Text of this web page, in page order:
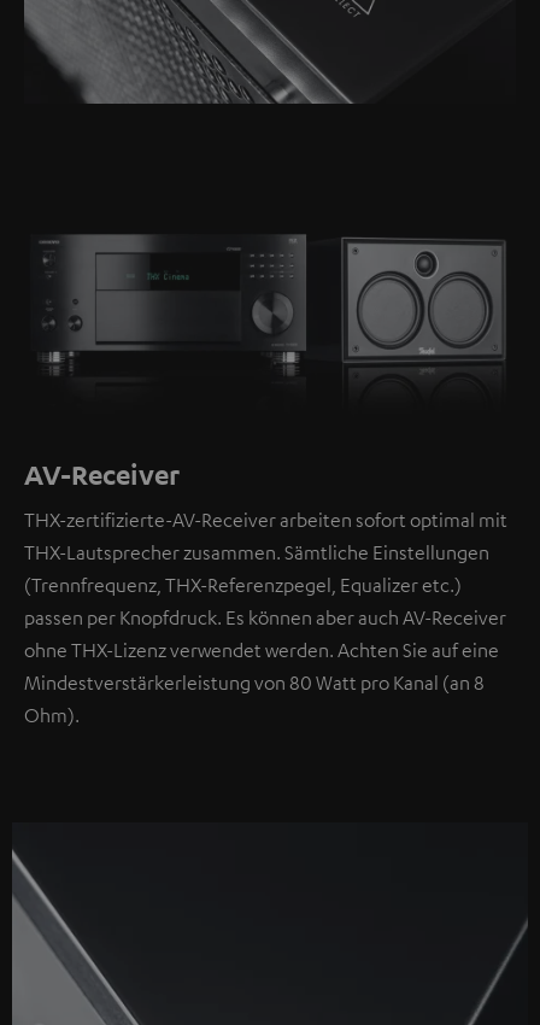
AV-Receiver
THX-zertifizierte-AV-Receiver arbeiten sofort optimal mit
THX-Lautsprecher zusammen. Sämtliche Einstellungen
(Trennfrequenz, THX-Referenzpegel, Equalizer etc.)
passen per Knopfdruck. Es können aber auch AV-Receiver
ohne THX-Lizenz verwendet werden. Achten Sie auf eine
Mindestverstärkerleistung von 80 Watt pro Kanal (an 8
Ohm).